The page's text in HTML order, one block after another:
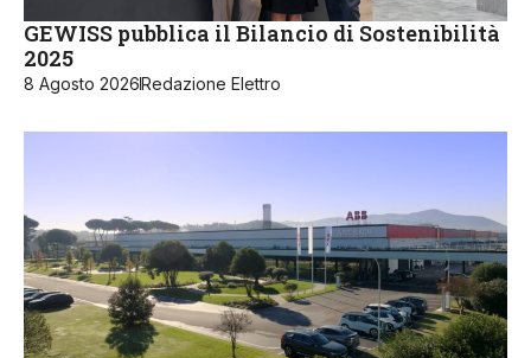
GEWISS pubblica il Bilancio di Sostenibilità
2025
8 Agosto 2026Redazione Elettro